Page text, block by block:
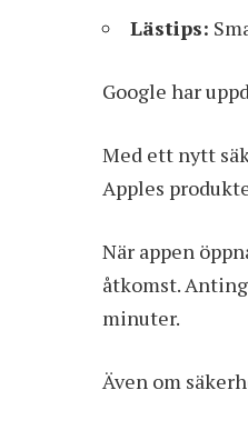
Lästips:
Google har
Med ett nytt
Apples
När appen
åtkomst.
minuter.
Även om